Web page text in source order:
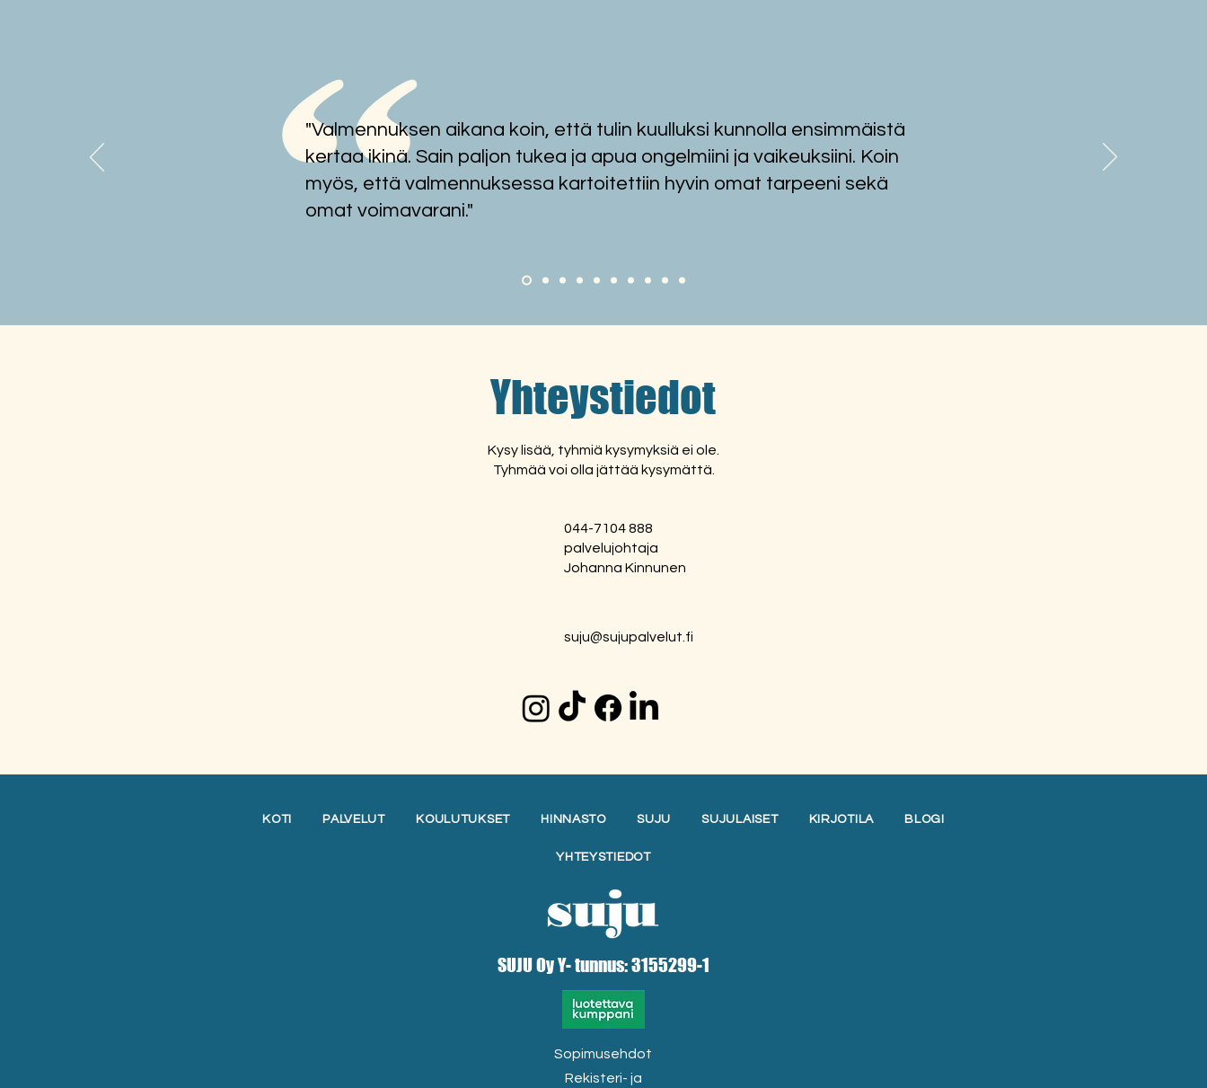
"Valmennuksen aikana koin, että tulin kuulluksi kunnolla ensimmäistä
kertaa ikinä. Sain paljon tukea ja apua ongelmiini ja vaikeuksiini. Koin
myös, että valmennuksessa kartoitettiin hyvin omat tarpeeni sekä
omat voimavarani."
Yhteystiedot
Kysy lisää, tyhmiä kysymyksiä ei ole.
Tyhmää voi olla jättää kysymättä.
044-7104 888
palvelujohtaja
Johanna Kinnunen
suju@sujupalvelut.fi
KOTI PALVELUT KOULUTUKSET HINNASTO SUJU SUJULAISET KIRJOTILA BLOGI
YHTEYSTIEDOT
SUJU Oy Y- tunnus: 3155299-1
Sopimusehdot
Rekisteri- ja